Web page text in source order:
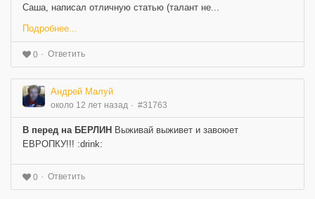
Саша, написал отличную статью (талант не...
Подробнее...
0 Ответить
Андрей Малуй
около 12 лет назад #31763
В перед на БЕРЛИН Выживай выживет и завоюет
ЕВРОПКУ!!! :drink:
0 Ответить